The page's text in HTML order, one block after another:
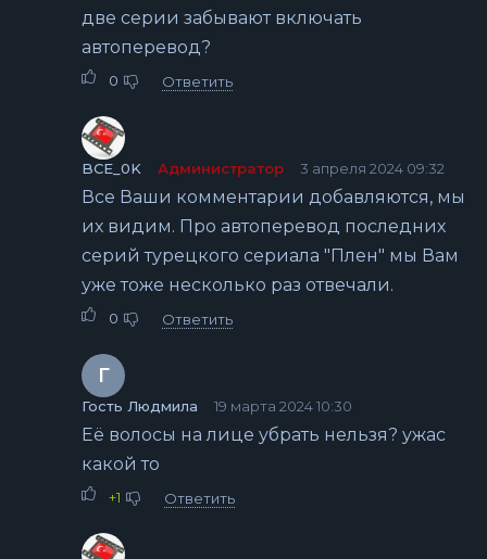
две серии забывают включать
автоперевод?
0 Ответить
BCE_0K Администратор 3 апреля 2024 09:32
Все Ваши комментарии добавляются, мы
их видим. Про автоперевод последних
серий турецкого сериала "Плен" мы Вам
уже тоже несколько раз отвечали.
0 Ответить
Г
Гость Людмила 19 марта 2024 10:30
Её волосы на лице убрать нельзя? ужас
какой то
+1 Ответить